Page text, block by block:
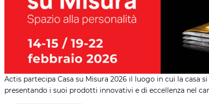
Actis partecipa Casa su Misura 2026 il luogo in cui la casa
presentando i suoi prodotti innovativi e di eccellenza nel